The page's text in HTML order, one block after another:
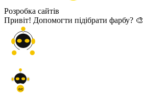
Розробка сайтів
Привіт! Допомогти підібрати фарбу? 🎨
GC